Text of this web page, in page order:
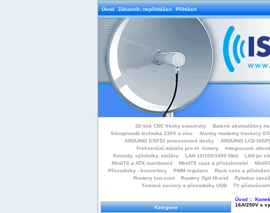
Úvod Zákazník: nepřihlášen Přihlásit
3D tisk CNC frézky soustruhy Baterie akumulátory
Silnoproudá technika 230V a více
Alarmy modemy trackery
ARDUINO ESP32 procesorové desky
ARDUINO LCD
Frekvenční měniče pro el. motory
Integrované
Konzoly, výložníky, stožáry
LAN 10/100/1000 Mbit LAN po
MiniITX a ATX mainboard
MiniITX case a příslušenství
Převodníky - konvertory
PWM regulace Rack case a
Routery low-cost
Routery Opti Hi-end Rybolov
Tiskové servery a převodníky USB
TV
Kategorie
Úvod::
16A/250V s